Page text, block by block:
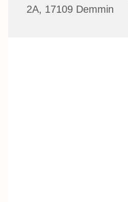
2A, 17109 Demmin